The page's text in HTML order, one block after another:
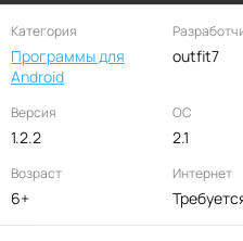
Категория
Программы для
Android
outfit7
Версия
1.2.2
ОС
2.1
Возраст
6+
Интернет